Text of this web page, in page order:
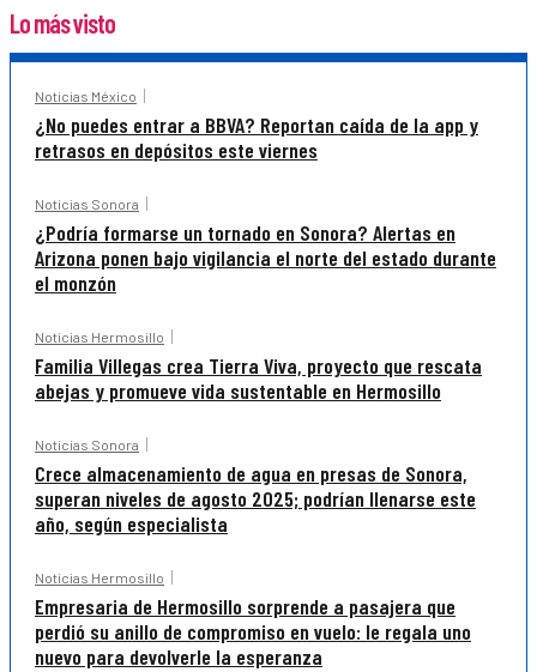
Lo más visto
Noticias México
¿No puedes entrar a BBVA? Reportan caída de la app y
retrasos en depósitos este viernes
Noticias Sonora
¿Podría formarse un tornado en Sonora? Alertas en
Arizona ponen bajo vigilancia el norte del estado durante
el monzón
Noticias Hermosillo
Familia Villegas crea Tierra Viva, proyecto que rescata
abejas y promueve vida sustentable en Hermosillo
Noticias Sonora
Crece almacenamiento de agua en presas de Sonora,
superan niveles de agosto 2025; podrían llenarse este
año, según especialista
Noticias Hermosillo
Empresaria de Hermosillo sorprende a pasajera que
perdió su anillo de compromiso en vuelo: le regala uno
nuevo para devolverle la esperanza